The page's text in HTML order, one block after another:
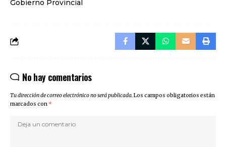
Gobierno Provincial
No hay comentarios
Tu dirección de correo electrónico no será publicada.Los campos obligatorios están
marcados con *